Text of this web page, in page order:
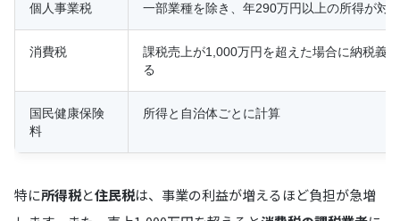
個人事業税 一部業種を除き、年290万円以上の所得が対
消費税
課税売上が1,000万円を超えた場合に納税義
る
国民健康保険
料
所得と自治体ごとに計算
特に所得税と住民税は、事業の利益が増えるほど負担が急増